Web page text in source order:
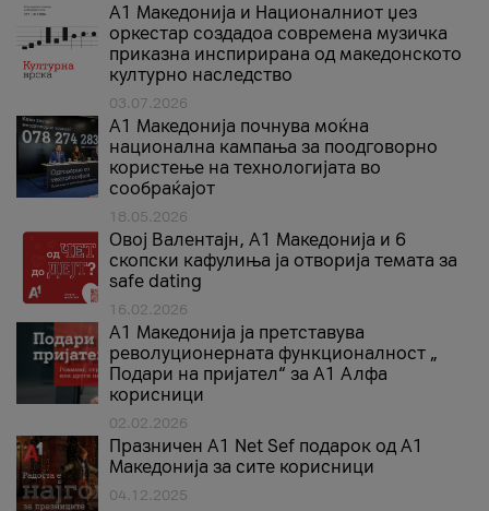
А1 Македонија и Националниот џез
оркестар создадоа современа музичка
приказна инспирирана од македонското
културно наследство
03.07.2026
A1 Македонија почнува моќна
национална кампања за поодговорно
користење на технологијата во
сообраќајот
18.05.2026
Овој Валентајн, A1 Македонија и 6
скопски кафулиња ја отворија темата за
safe dating
16.02.2026
А1 Македонија ја претставува
револуционерната функционалност „
Подари на пријател“ за А1 Алфа
корисници
02.02.2026
Празничен A1 Net Sеf подарок од А1
Македонија за сите корисници
04.12.2025